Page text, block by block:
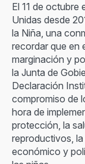
El 11 de octubre
Unidas desde
la Niña, una
recordar que en
marginación y
la Junta de
Declaración
compromiso de
hora de
protección, la
reproductivos,
económico y